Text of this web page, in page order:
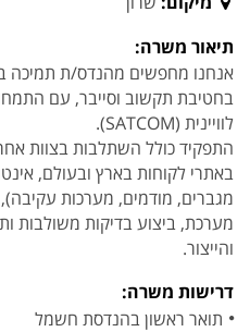
תיאור משרה:
אנחנו מחפשים מהנדס/ת תמיכה
לוויינית (SATCOM).
התפקיד כולל השתלבות בצוות
באתרי לקוחות בארץ ובעולם,
מגברים, מודמים, מערכות
מערכת, ביצוע בדיקות משולבות
והייצור.
דרישות משרה:
תואר ראשון בהנדסת חשמל